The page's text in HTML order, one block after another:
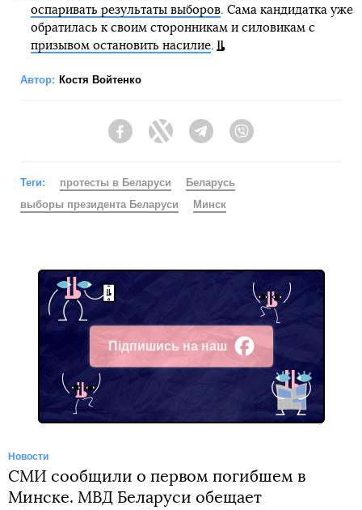
оспаривать результаты выборов. Сама кандидатка уже
обратилась к своим сторонникам и силовикам с
призывом остановить насилие.
Автор: Костя Войтенко
FacebookTwitter Telegram
Теги: протесты в Беларуси
Беларусь
выборы президента Беларуси
Минск
Підпишись на наш
Facebook
Новости
СМИ сообщили о первом погибшем в
Минске. МВД Беларуси обещает